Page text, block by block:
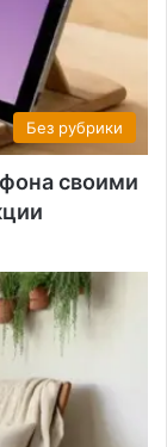
Без рубрики
своими